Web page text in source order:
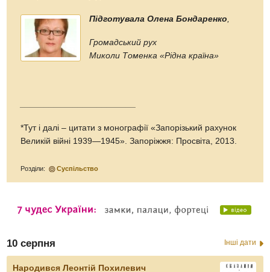
Підготувала Олена Бондаренко
Громадський рух
Миколи Томенка «Рідна країна»
*Тут і далі – цитати з монографії «Запорізький рахунок
Великій війні 1939—1945». Запоріжжя: Просвіта, 2013.
Розділи: Суспільство
10 серпня Інші дати
Народився Леонтій Похилевич